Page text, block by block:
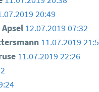
20:49
12.07.2019 07:32
11.07.2019
11.07.2019 22:26